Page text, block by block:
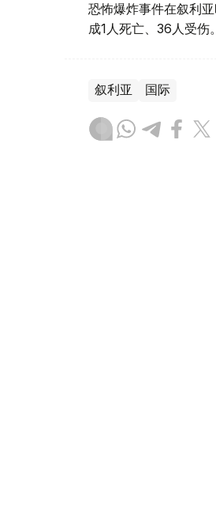
恐怖爆炸事件在叙利
成1人死亡、36人受伤。
叙利亚 国际